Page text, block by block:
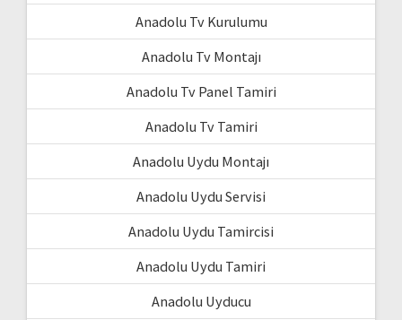
Anadolu Tv Kurulumu
Anadolu Tv Montajı
Anadolu Tv Panel Tamiri
Anadolu Tv Tamiri
Anadolu Uydu Montajı
Anadolu Uydu Servisi
Anadolu Uydu Tamircisi
Anadolu Uydu Tamiri
Anadolu Uyducu